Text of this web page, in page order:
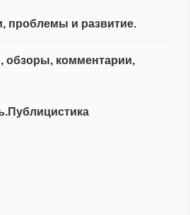
проблемы и развитие.
обзоры, комментарии,